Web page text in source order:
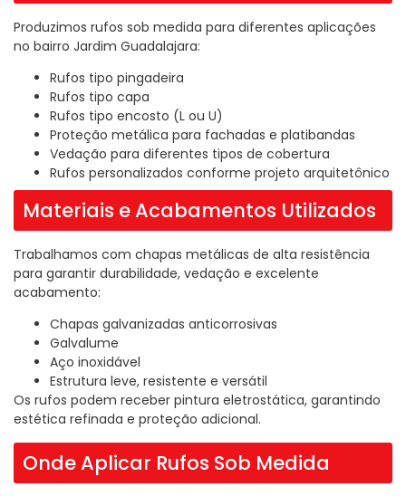
Produzimos rufos sob medida para diferentes aplicações
no bairro Jardim Guadalajara:
Rufos tipo pingadeira
Rufos tipo capa
Rufos tipo encosto (L ou U)
Proteção metálica para fachadas e platibandas
Vedação para diferentes tipos de cobertura
Rufos personalizados conforme projeto arquitetônico
Materiais e Acabamentos Utilizados
Trabalhamos com chapas metálicas de alta resistência
para garantir durabilidade, vedação e excelente
acabamento:
Chapas galvanizadas anticorrosivas
Galvalume
Aço inoxidável
Estrutura leve, resistente e versátil
Os rufos podem receber pintura eletrostática, garantindo
estética refinada e proteção adicional.
Onde Aplicar Rufos Sob Medida